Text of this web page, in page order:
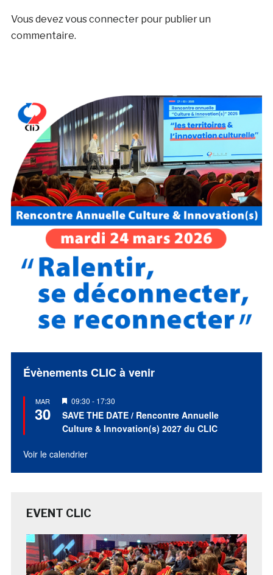
Vous devez vous connecterpour publier un
commentaire.
Évènements CLIC à venir
MAR
30
Mis
en
avant
09:30 - 17:30
SAVE THE DATE / Rencontre Annuelle
Culture & Innovation(s) 2027 du CLIC
Voir le calendrier
EVENT CLIC